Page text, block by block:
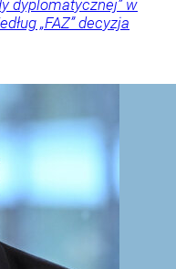
dyplomatycznej” w
„FAZ” decyzja